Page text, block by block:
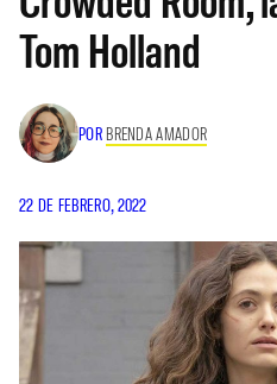
Tom Holland
POR BRENDA AMADOR
22 DE FEBRERO, 2022